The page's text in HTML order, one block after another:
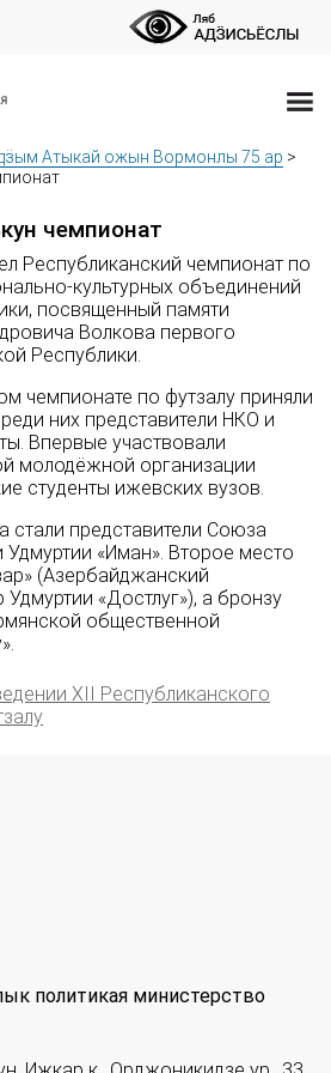
Атыкай ожын Вормонлы 75 ар >
чемпионат
Республиканский чемпионат по
культурных объединений
посвященный памяти
Волкова первого
Республики.
чемпионате по футзалу приняли
них представители НКО и
Впервые участвовали
молодёжной организации
студенты ижевских вузов.
стали представители Союза
«Иман». Второе место
(Азербайджанский
«Достлуг»), а бронзу
общественной
XII Республиканского
политикая министерство